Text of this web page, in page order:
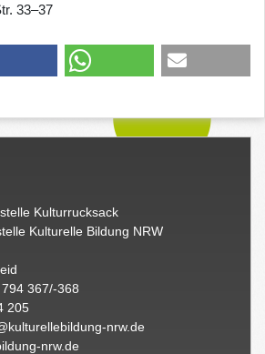
33–37
Kulturrucksack
Kulturelle Bildung NRW
367/-368
205
nrw.de
nrw.de